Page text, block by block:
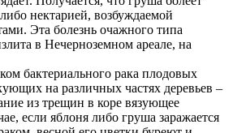
нектарией, возбуждаемой
Эта болезнь очажного типа
в Нечерноземном ареале, на
бактериального рака плодовых
на различных частях деревьев –
из трещин в коре вязующее
если яблоня либо груша заражается